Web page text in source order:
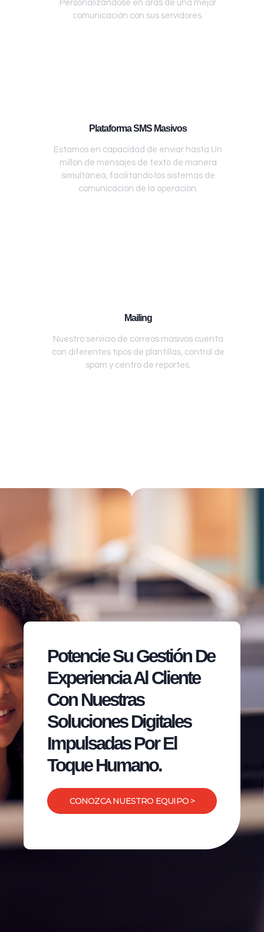
Personalizándose en aras de una mejor
comunicación con sus servidores.
Plataforma SMS Masivos
Estamos en capacidad de enviar hasta Un
millón de mensajes de texto de manera
simultánea, facilitando los sistemas de
comunicación de la operación.
Mailing
Nuestro servicio de correos masivos cuenta
con diferentes tipos de plantillas, control de
spam y centro de reportes.
Potencie Su Gestión De
Experiencia Al Cliente
Con Nuestras
Soluciones Digitales
Impulsadas Por El
Toque Humano.
CONOZCA NUESTRO EQUIPO >